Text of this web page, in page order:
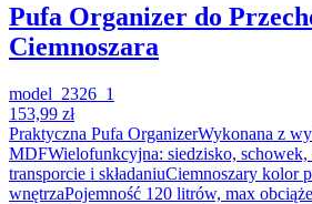
Pufa Organizer do
Ciemnoszara
model_2326_1
153,99 zł
Praktyczna Pufa OrganizerWykonana z
MDFWielofunkcyjna: siedzisko,
transporcie i składaniuCiemnoszary kolor
wnętrzaPojemność 120 litrów, max